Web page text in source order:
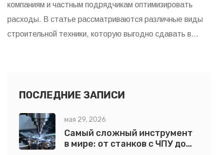
компаниям и частным подрядчикам оптимизировать
расходы. В статье рассматриваются различные виды
строительной техники, которую выгодно сдавать в
ею, чтобы извлечь максимальную выгоду.
влияющие на выбор арендуемой техники, что поможет
владельцам расширить свой бизнес.
ПОСЛЕДНИЕ ЗАПИСИ
мая 29, 2026
Самый сложный инструмент
в мире: от станков с ЧПУ до